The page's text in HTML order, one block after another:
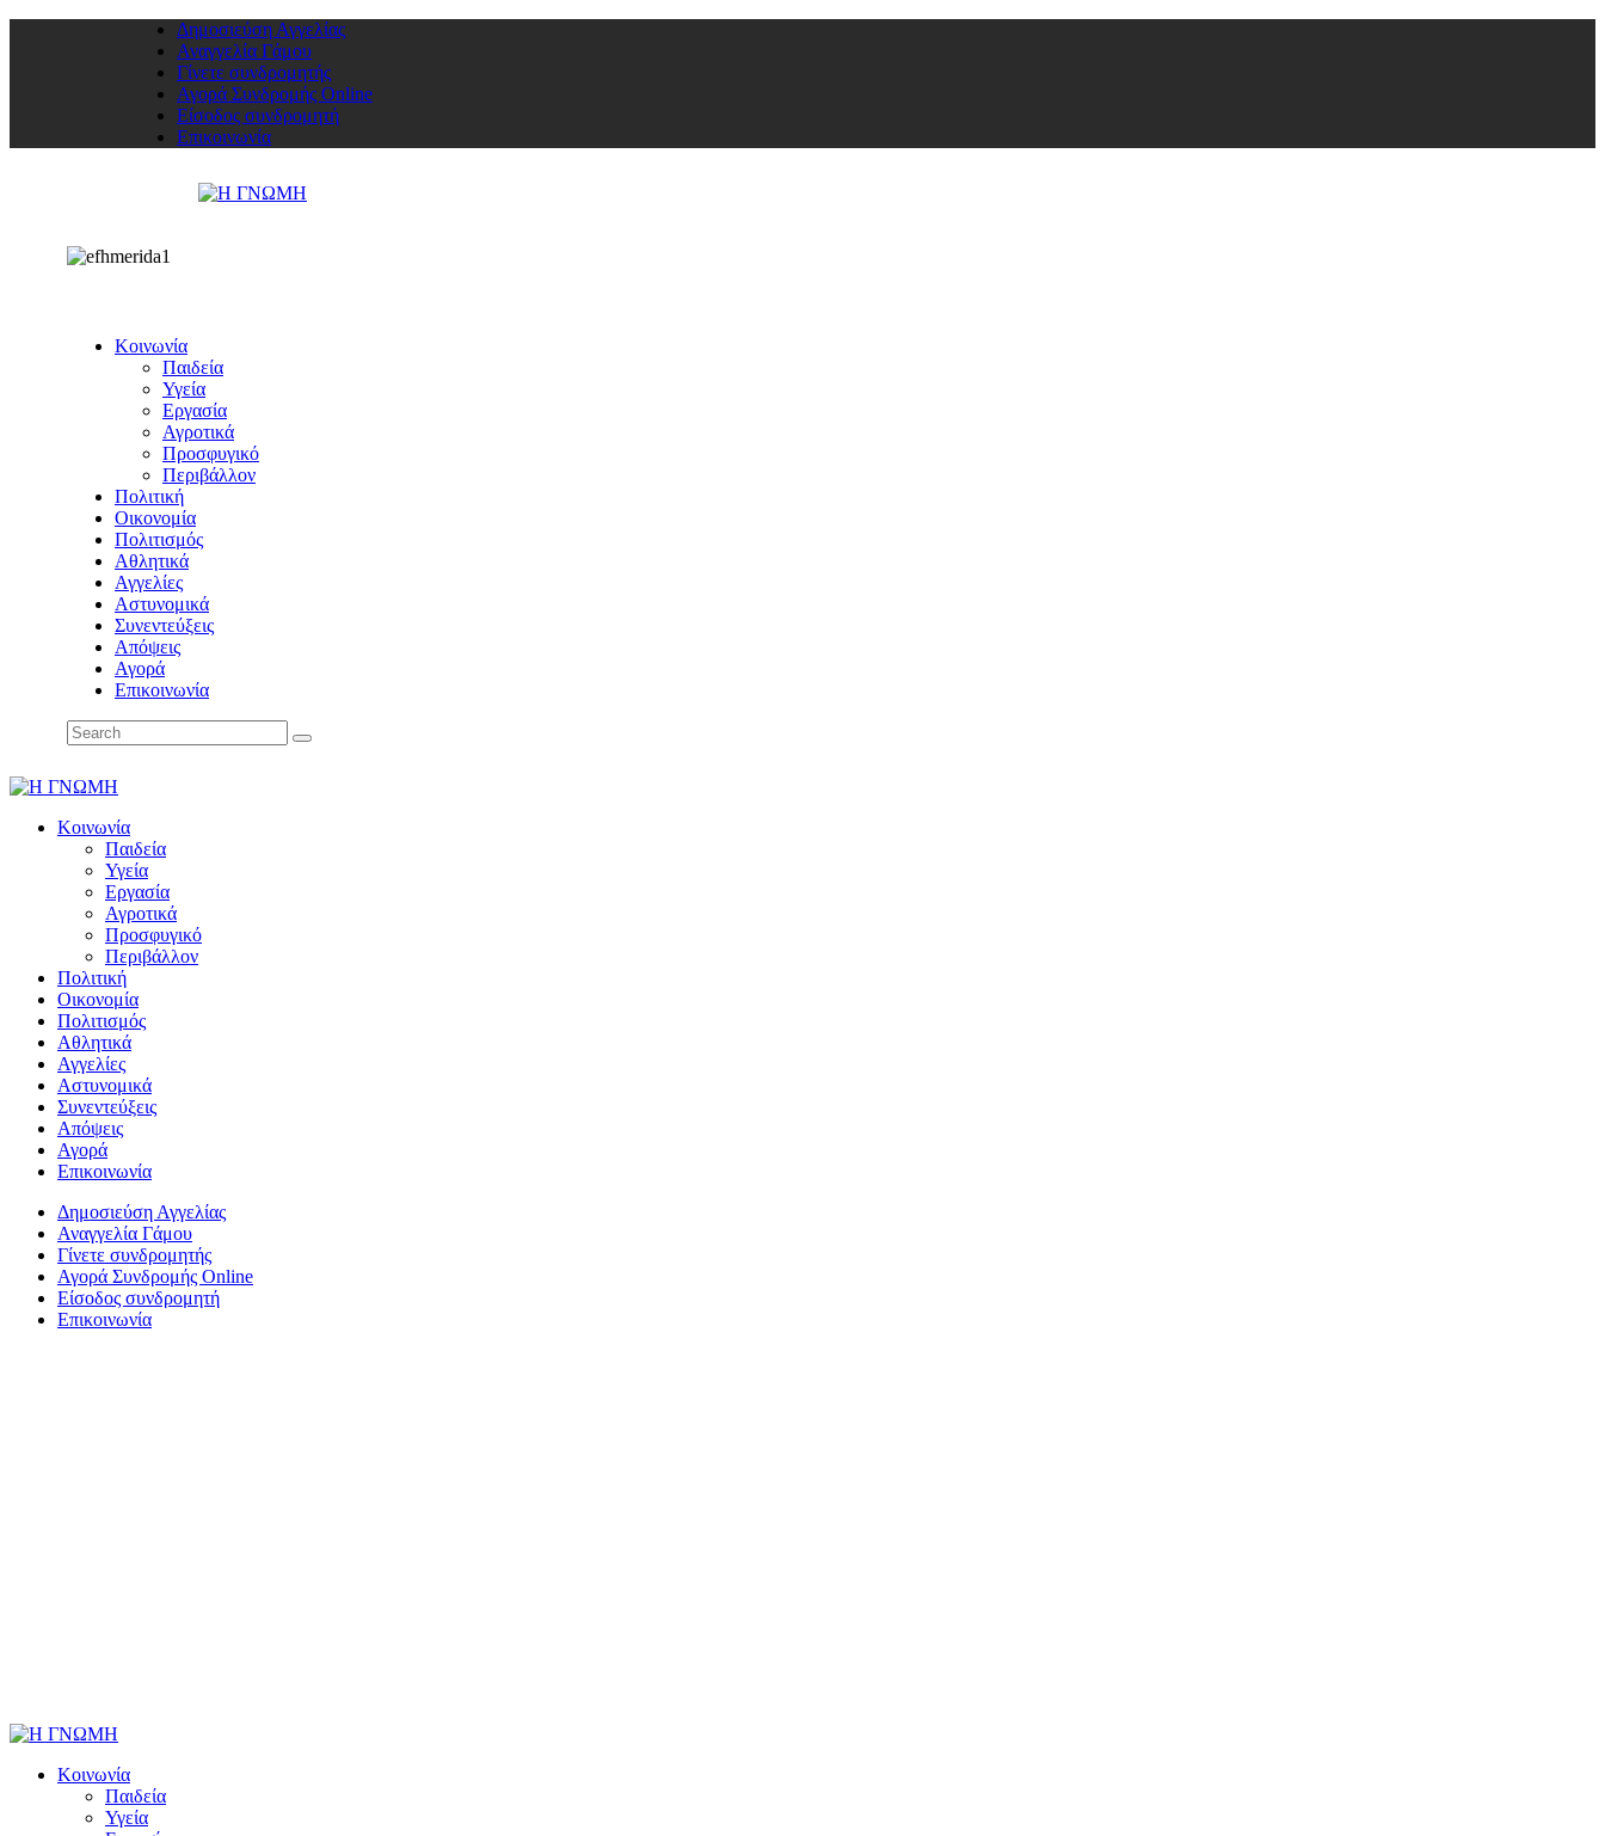
Δημοσιεύση Αγγελίας
Αναγγελία Γάμου
Γίνετε συνδρομητής
Αγορά Συνδρομής Online
Είσοδος συνδρομητή
Επικοινωνία
Κοινωνία
Παιδεία
Υγεία
Εργασία
Αγροτικά
Προσφυγικό
Περιβάλλον
Πολιτική
Οικονομία
Πολιτισμός
Αθλητικά
Αγγελίες
Αστυνομικά
Συνεντεύξεις
Απόψεις
Αγορά
Επικοινωνία
Κοινωνία
Παιδεία
Υγεία
Εργασία
Αγροτικά
Προσφυγικό
Περιβάλλον
Πολιτική
Οικονομία
Πολιτισμός
Αθλητικά
Αγγελίες
Αστυνομικά
Συνεντεύξεις
Απόψεις
Αγορά
Επικοινωνία
Δημοσιεύση Αγγελίας
Αναγγελία Γάμου
Γίνετε συνδρομητής
Αγορά Συνδρομής Online
Είσοδος συνδρομητή
Επικοινωνία
Κοινωνία
Παιδεία
Υγεία